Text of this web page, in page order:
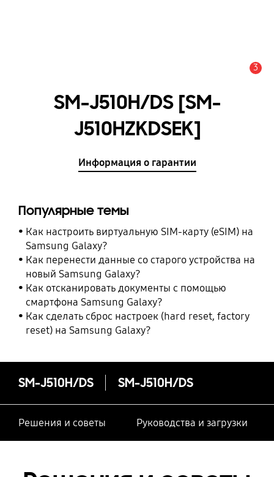
3
SM-J510H/DS [SM-
J510HZKDSEK]
Информация о гарантии
Популярные темы
Как настроить виртуальную SIM-карту (eSIM) на
Samsung Galaxy?
Как перенести данные со старого устройства на
новый Samsung Galaxy?
Как отсканировать документы с помощью
смартфона Samsung Galaxy?
Как сделать сброс настроек (hard reset, factory
reset) на Samsung Galaxy?
SM-J510H/DS SM-J510H/DS
Решения и советы Руководства и загрузки